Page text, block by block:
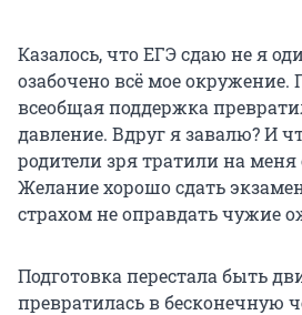
Казалось, что ЕГЭ сдаю не я
озабочено всё мое окружение.
всеобщая поддержка
давление. Вдруг я завалю? И
родители зря тратили на меня
Желание хорошо сдать
страхом не оправдать чужие
Подготовка перестала быть
превратилась в бесконечную